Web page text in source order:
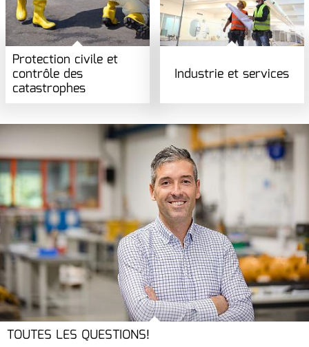
Protection civile et
contrôle des
catastrophes
Industrie et services
TOUTES LES QUESTIONS!